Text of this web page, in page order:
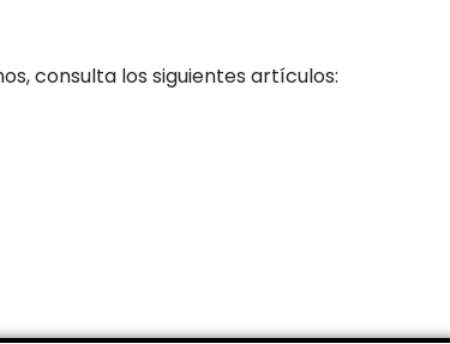
consulta los siguientes artículos: